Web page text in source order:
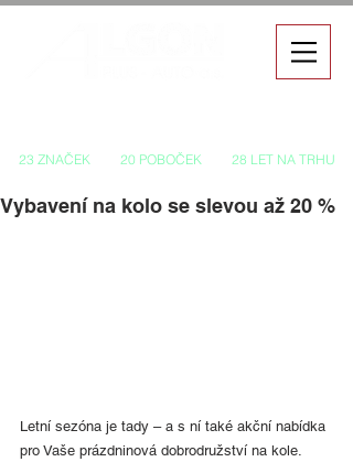
23 ZNAČEK 20 POBOČEK 28 LET NA TRHU
Vybavení na kolo se slevou až 20 %
Letní sezóna je tady – a s ní také akční nabídka
pro Vaše prázdninová dobrodružství na kole.